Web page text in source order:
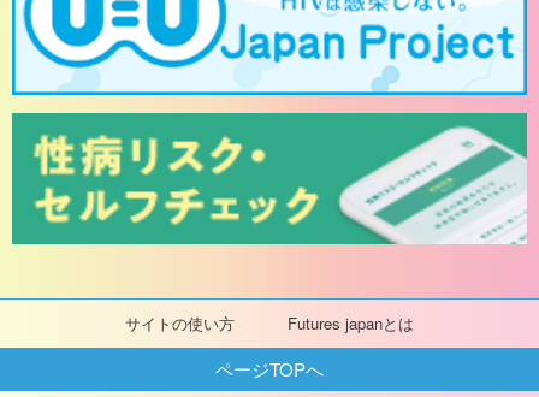
サイトの使い方 Futures japanとは
ページTOPへ